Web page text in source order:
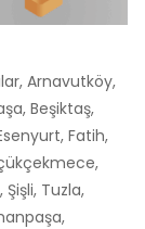
Arnavutköy,
Beşiktaş,
Fatih,
Tuzla,